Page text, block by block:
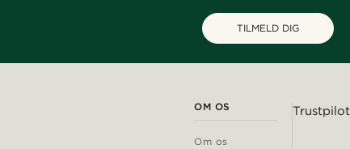
TILMELD DIG
OM OS
Om os
Trustpilot